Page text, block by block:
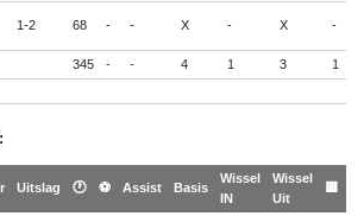
1-2 68 - - X - X -
345 - - 4 1 3 1
Uitslag 🕐 ⚽ Assist Basis
Wissel
IN
Wissel
Uit
🟨